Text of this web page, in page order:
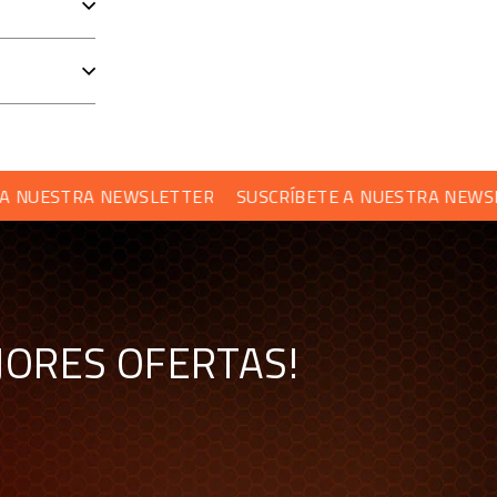
Quick Release QR50. No es compatible con consolas
NEWSLETTER SUSCRÍBETE A NUESTRA
OFERTAS!